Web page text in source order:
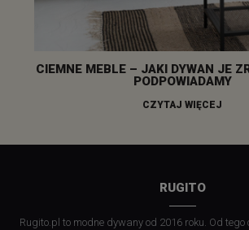
CIEMNE MEBLE – JAKI DYWAN JE
PODPOWIADAMY
CZYTAJ WIĘCEJ
RUGITO
Rugito.pl to modne dywany od 2016 roku. Od